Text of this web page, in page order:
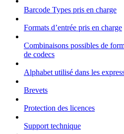
Barcode Types pris en charge
Formats d’entrée pris en charge
Combinaisons possibles de
de codecs
Alphabet utilisé dans les
Brevets
Protection des licences
Support technique